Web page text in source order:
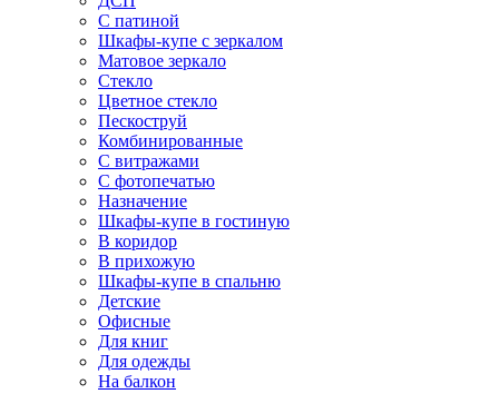
С патиной
Шкафы-купе с зеркалом
Матовое зеркало
Стекло
Цветное стекло
Пескоструй
Комбинированные
С витражами
С фотопечатью
Назначение
Шкафы-купе в гостиную
В коридор
В прихожую
Шкафы-купе в спальню
Детские
Офисные
Для книг
Для одежды
На балкон